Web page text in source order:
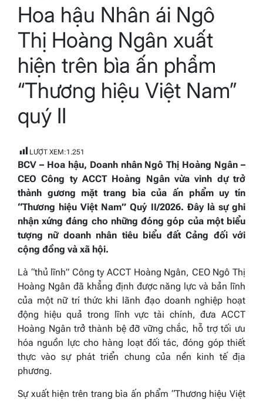
read
Hoa hậu Nhân ái Ngô
Thị Hoàng Ngân xuất
hiện trên bìa ấn phẩm
“Thương hiệu Việt Nam”
quý II
LƯỢT XEM:1.251
BCV – Hoa hậu, Doanh nhân Ngô Thị Hoàng Ngân –
CEO Công ty ACCT Hoàng Ngân vừa vinh dự trở
thành gương mặt trang bìa của ấn phẩm uy tín
“Thương hiệu Việt Nam” Quý II/2026. Đây là sự ghi
nhận xứng đáng cho những đóng góp của một biểu
tượng nữ doanh nhân tiêu biểu đất Cảng đối với
cộng đồng và xã hội.
Là “thủ lĩnh” Công ty ACCT Hoàng Ngân, CEO Ngô Thị
Hoàng Ngân đã khẳng định được năng lực và bản lĩnh
của một nữ trí thức khi lãnh đạo doanh nghiệp hoạt
động hiệu quả trong lĩnh vực tài chính, đưa ACCT
Hoàng Ngân trở thành bệ đỡ vững chắc, hỗ trợ tối ưu
hóa nguồn lực cho hàng loạt đối tác, đóng góp thiết
thực vào sự phát triển chung của nền kinh tế địa
phương.
Sự xuất hiện trên trang bìa ấn phẩm “Thương hiệu Việt